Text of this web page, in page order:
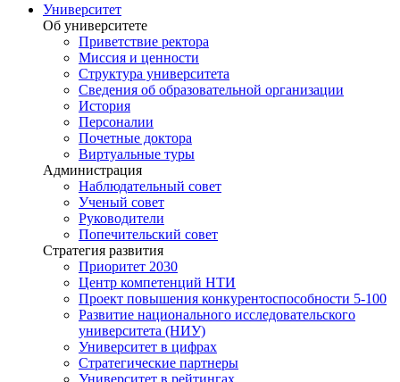
Университет
Об университете
Приветствие ректора
Миссия и ценности
Структура университета
Сведения об образовательной организации
История
Персоналии
Почетные доктора
Виртуальные туры
Администрация
Наблюдательный совет
Ученый совет
Руководители
Попечительский совет
Стратегия развития
Приоритет 2030
Центр компетенций НТИ
Проект повышения конкурентоспособности 5-100
Развитие национального исследовательского
университета (НИУ)
Университет в цифрах
Стратегические партнеры
Университет в рейтингах